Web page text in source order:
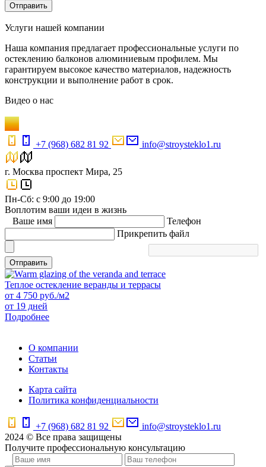
Отправить
Услуги нашей компании
Наша компания предлагает профессиональные услуги по
остеклению балконов алюминиевым профилем. Мы
гарантируем высокое качество материалов, надежность
конструкции и выполнение работ в срок.
Видео о нас
+7 (968) 682 81 92 info@stroysteklo1.ru
г. Москва проспект Мира, 25
Пн-Сб: с 9:00 до 19:00
Воплотим ваши идеи в жизнь
Ваше имя
Телефон
Прикрепить файл
Отправить
Теплое остекление веранды и террасы
от 4 750 руб./м2
от 19 дней
Подробнее
О компании
Статьи
Контакты
Карта сайта
Политика конфиденциальности
+7 (968) 682 81 92
info@stroysteklo1.ru
2024 © Все права защищены
Получите профессиональную консультацию